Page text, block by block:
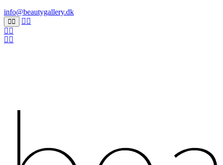
info@beautygallery.dk